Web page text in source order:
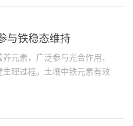
与铁稳态维持
元素，广泛参与光合作用、
理过程。土壤中铁元素有效